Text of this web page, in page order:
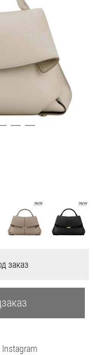
заказ